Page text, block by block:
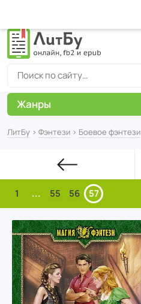
ЛитБу › Фэнтези › Боевое фэнтези
1 ... 55 56 57
Жанры